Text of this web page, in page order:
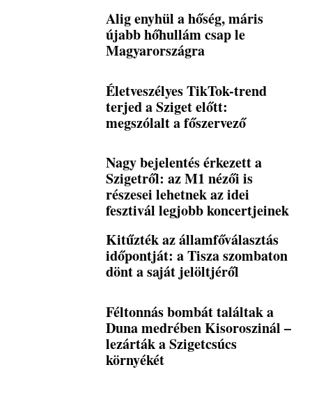
Alig enyhül a hőség, máris
újabb hőhullám csap le
Magyarországra
Életveszélyes TikTok-trend
terjed a Sziget előtt:
megszólalt a főszervező
Nagy bejelentés érkezett a
Szigetről: az M1 nézői is
részesei lehetnek az idei
fesztivál legjobb koncertjeinek
Kitűzték az államfőválasztás
időpontját: a Tisza szombaton
dönt a saját jelöltjéről
Féltonnás bombát találtak a
Duna medrében Kisoroszinál –
lezárták a Szigetcsúcs
környékét